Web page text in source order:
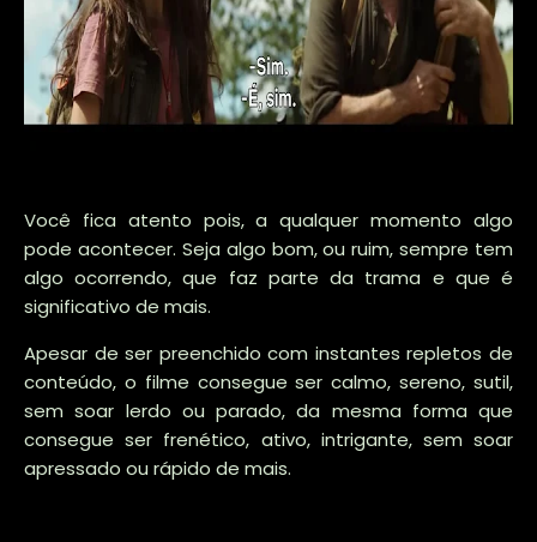
Você fica atento pois, a qualquer momento algo
pode acontecer. Seja algo bom, ou ruim, sempre tem
algo ocorrendo, que faz parte da trama e que é
significativo de mais.
Apesar de ser preenchido com instantes repletos de
conteúdo, o filme consegue ser calmo, sereno, sutil,
sem soar lerdo ou parado, da mesma forma que
consegue ser frenético, ativo, intrigante, sem soar
apressado ou rápido de mais.